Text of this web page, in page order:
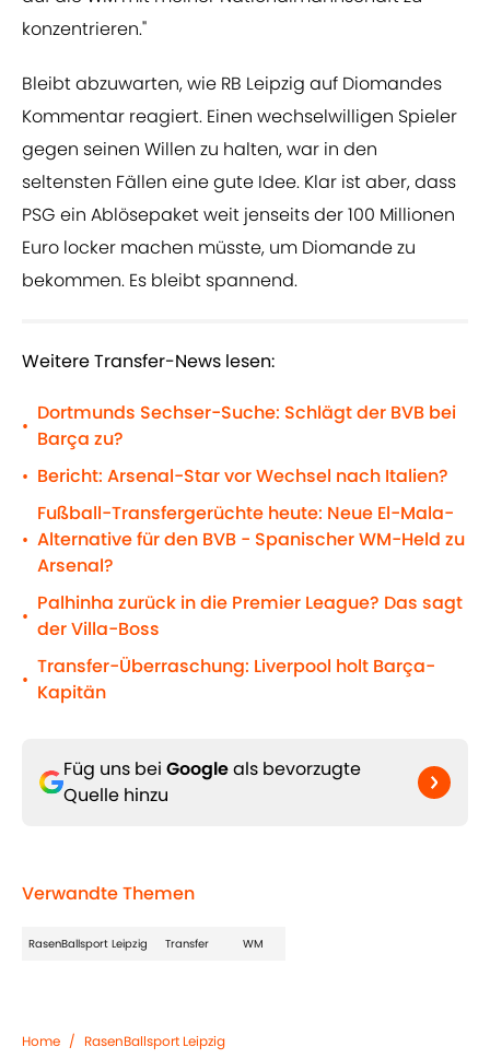
konzentrieren."
Bleibt abzuwarten, wie RB Leipzig auf Diomandes
Kommentar reagiert. Einen wechselwilligen Spieler
gegen seinen Willen zu halten, war in den
seltensten Fällen eine gute Idee. Klar ist aber, dass
PSG ein Ablösepaket weit jenseits der 100 Millionen
Euro locker machen müsste, um Diomande zu
bekommen. Es bleibt spannend.
Weitere Transfer-News lesen:
•
Dortmunds Sechser-Suche: Schlägt der BVB bei
Barça zu?
• Bericht: Arsenal-Star vor Wechsel nach Italien?
•
Fußball-Transfergerüchte heute: Neue El-Mala-
Alternative für den BVB - Spanischer WM-Held zu
Arsenal?
•
Palhinha zurück in die Premier League? Das sagt
der Villa-Boss
•
Transfer-Überraschung: Liverpool holt Barça-
Kapitän
Füg uns bei Googleals bevorzugte
Quelle hinzu
Verwandte Themen
RasenBallsport Leipzig Transfer WM
Home / RasenBallsport Leipzig